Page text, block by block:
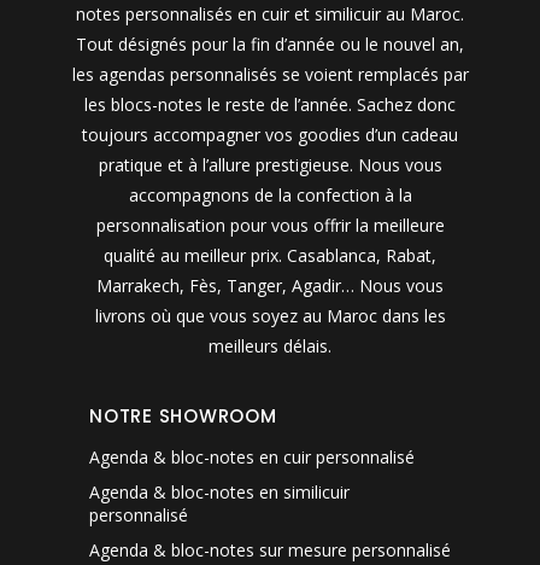
notes personnalisés en cuir et similicuir au Maroc.
Tout désignés pour la fin d’année ou le nouvel an,
les agendas personnalisés se voient remplacés par
les blocs-notes le reste de l’année. Sachez donc
toujours accompagner vos goodies d’un cadeau
pratique et à l’allure prestigieuse. Nous vous
accompagnons de la confection à la
personnalisation pour vous offrir la meilleure
qualité au meilleur prix. Casablanca, Rabat,
Marrakech, Fès, Tanger, Agadir… Nous vous
livrons où que vous soyez au Maroc dans les
meilleurs délais.
NOTRE SHOWROOM
Agenda & bloc-notes en cuir personnalisé
Agenda & bloc-notes en similicuir
personnalisé
Agenda & bloc-notes sur mesure personnalisé